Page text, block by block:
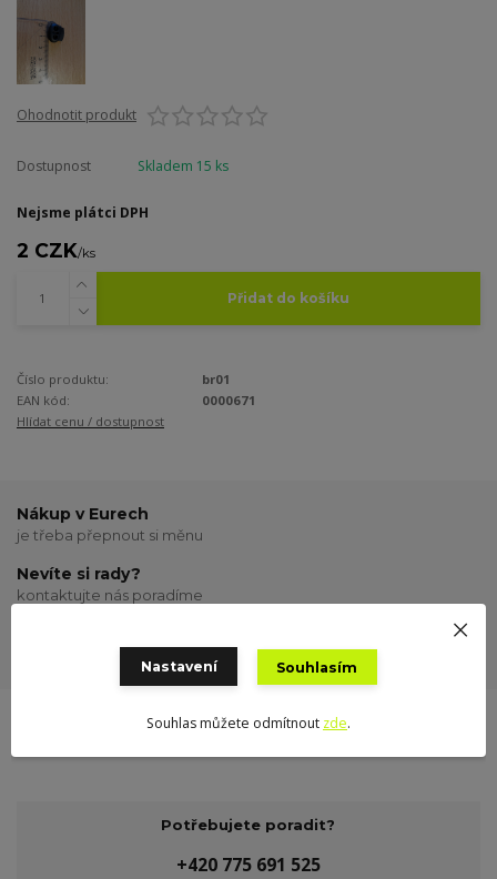
Ohodnotit produkt
Dostupnost Skladem 15 ks
Nejsme plátci DPH
2 CZK/ks
Přidat do košíku
Číslo produktu:
br01
EAN kód:
0000671
Hlídat cenu / dostupnost
Nákup v Eurech
je třeba přepnout si měnu
Nevíte si rady?
kontaktujte nás poradíme
Potřebujete poradit?
+420 775 691 525
Nastavení Souhlasím
Souhlas můžete odmítnout zde.